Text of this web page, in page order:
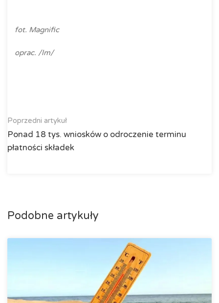
fot. Magnific
oprac. /lm/
Poprzedni artykuł
Ponad 18 tys. wniosków o odroczenie terminu
płatności składek
Podobne artykuły